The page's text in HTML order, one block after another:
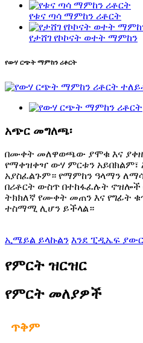
የቱና ጣሳ ማምከን ሪቶርት
የታሸገ የኮኮናት ወተት ማምከን
የውሃ ርጭት ማምከን ሪቶርት
አጭር መግለጫ፡
በሙቀት መለዋወጫው ያሞቁ እና
የማቀዝቀዣ ውሃ ምርቱን
አያስፈልጉም። የማምከን ዓላማን
በሪቶርት ውስጥ በተከፋፈሉት ኖዝሎች
ትክክለኛ የሙቀት መጠን እና የግፊት
ተስማሚ ሊሆን ይችላል።
ኢሜይል ይላኩልን እንደ ፒዲኤፍ
የምርት ዝርዝር
የምርት መለያዎች
ጥቅም